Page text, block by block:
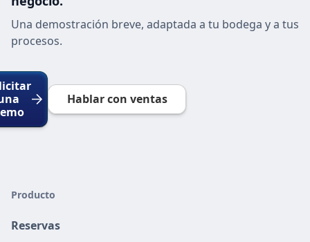
Una demostración breve, adaptada a tu bodega y a tus
procesos.
Hablar con ventas
Producto
Reservas